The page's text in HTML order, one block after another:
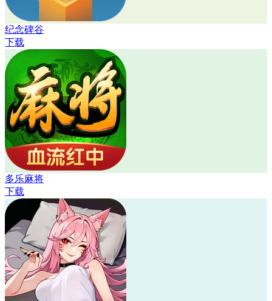
纪念碑谷
下载
多乐麻将
下载